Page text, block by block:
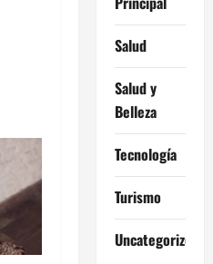
Salud
Salud y
Belleza
Tecnología
Turismo
Uncategorized